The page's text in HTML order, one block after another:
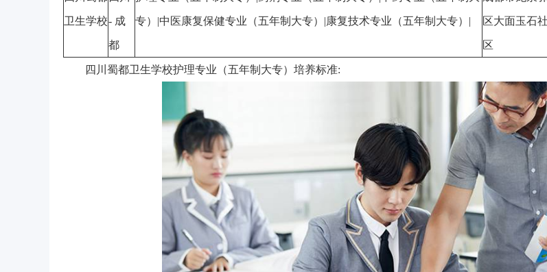
卫生学校- 成
都
专）|中医康复保健专业（五年制大专）|康复技术专业（五年制大专）| 区大面玉石社
区
四川蜀都卫生学校护理专业（五年制大专）培养标准: